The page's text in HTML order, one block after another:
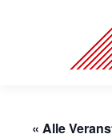
« Alle